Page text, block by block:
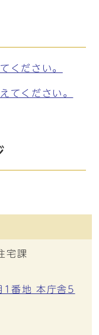
ください。
てください。
宅課
番地 本庁舎5